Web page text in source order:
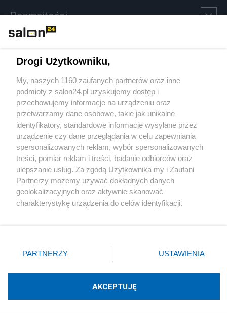
Rozmaitości
Sport
Społeczeństwo
Kultura
X Facebook Instagram Youtube
Technologię dostarcza:W3media.pl
Drogi Użytkowniku,
My, naszych 1160 zaufanych partnerów oraz inne
podmioty z salon24.pl uzyskujemy dostęp i
przechowujemy informacje na urządzeniu oraz
przetwarzamy dane osobowe, takie jak unikalne
identyfikatory, standardowe informacje wysyłane przez
urządzenie czy dane przeglądania w celu zapewniania
spersonalizowanych reklam, wybór spersonalizowanych
treści, pomiar reklam i treści, badanie odbiorców oraz
ulepszanie usług. Za zgodą Użytkownika my i Zaufani
Partnerzy możemy używać dokładnych danych
geolokalizacyjnych oraz aktywnie skanować
charakterystykę urządzenia do celów identyfikacji.
zmienić/wycofać klikając przycisk ustawień prywatności
znajdujący się w lewym dolnym rogu strony
rodzaje przetwarzania danych nie wymagają zgody
użytkownika, ale masz prawo sprzeciwić się takiemu
PARTNERZY USTAWIENIA
AKCEPTUJĘ